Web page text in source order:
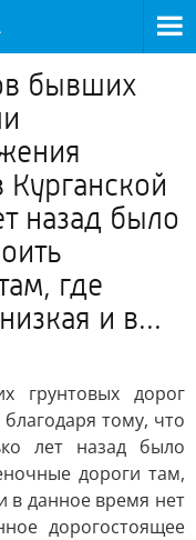
бывших
Курганской
назад было
где
и в...
грунтовых дорог
тому, что
лет назад было
дороги там,
в данное время нет
дорогостоящее